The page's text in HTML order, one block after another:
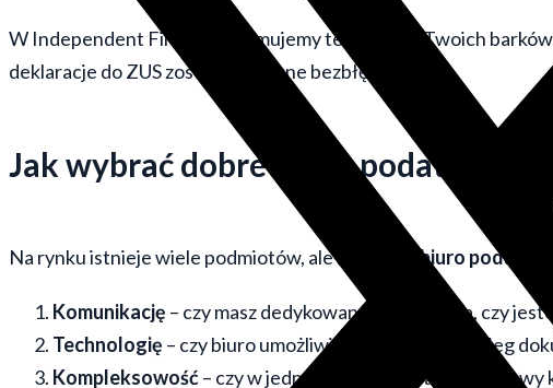
W Independent Finance zdejmujemy ten ciężar z Twoich barków.
deklaracje do ZUS zostaną wysłane bezbłędnie.
Jak wybrać dobre biuro podatkowe?
Na rynku istnieje wiele podmiotów, ale nie każde biuro
Komunikację – czy masz dedykowanego opiekuna, czy
Technologię – czy biuro umożliwia elektroniczny obieg
Kompleksowość– czy w jednym miejscu załatwisz